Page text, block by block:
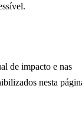
de impacto e nas
nesta